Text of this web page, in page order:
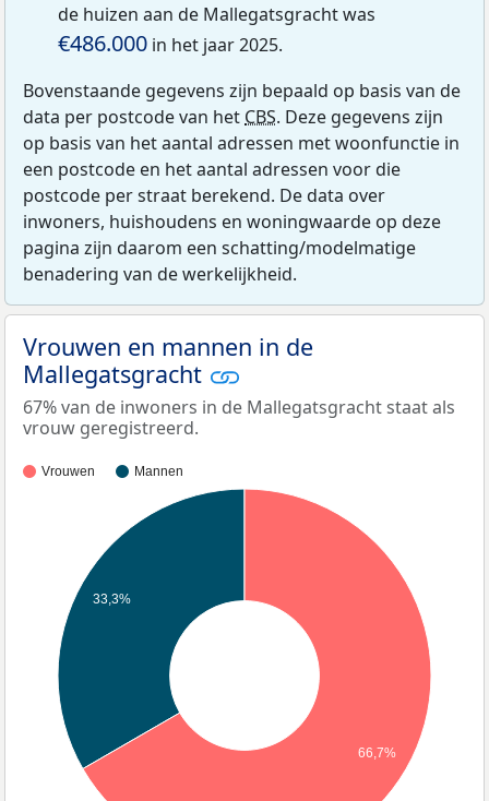
de huizen aan de Mallegatsgracht was
€486.000 in het jaar 2025.
Bovenstaande gegevens zijn bepaald op basis van de
data per postcode van het CBS. Deze gegevens zijn
op basis van het aantal adressen met woonfunctie in
een postcode en het aantal adressen voor die
postcode per straat berekend. De data over
inwoners, huishoudens en woningwaarde op deze
pagina zijn daarom een schatting/modelmatige
benadering van de werkelijkheid.
Vrouwen en mannen in de
Mallegatsgracht
67% van de inwoners in de Mallegatsgracht staat als
vrouw geregistreerd.
Vrouwen Mannen
33,3%
66,7%